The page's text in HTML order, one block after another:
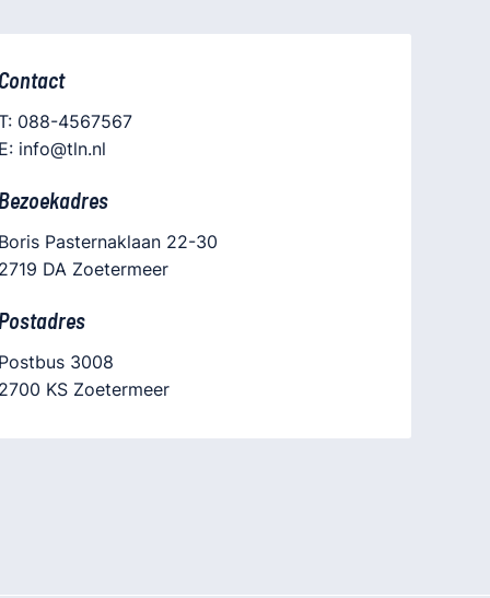
088-4567567
info@tln.nl
Pasternaklaan 22-30
DA Zoetermeer
3008
KS Zoetermeer